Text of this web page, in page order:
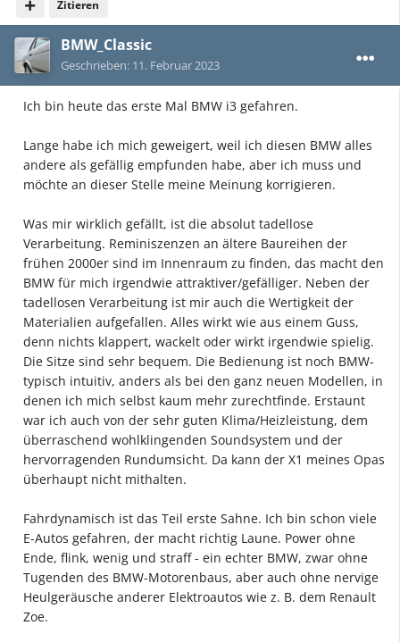
Zitieren
BMW_Classic
Geschrieben: 11. Februar 2023
Ich bin heute das erste Mal BMW i3 gefahren.
Lange habe ich mich geweigert, weil ich diesen BMW alles
andere als gefällig empfunden habe, aber ich muss und
möchte an dieser Stelle meine Meinung korrigieren.
Was mir wirklich gefällt, ist die absolut tadellose
Verarbeitung. Reminiszenzen an ältere Baureihen der
frühen 2000er sind im Innenraum zu finden, das macht den
BMW für mich irgendwie attraktiver/gefälliger. Neben der
tadellosen Verarbeitung ist mir auch die Wertigkeit der
Materialien aufgefallen. Alles wirkt wie aus einem Guss,
denn nichts klappert, wackelt oder wirkt irgendwie spielig.
Die Sitze sind sehr bequem. Die Bedienung ist noch BMW-
typisch intuitiv, anders als bei den ganz neuen Modellen, in
denen ich mich selbst kaum mehr zurechtfinde. Erstaunt
war ich auch von der sehr guten Klima/Heizleistung, dem
überraschend wohlklingenden Soundsystem und der
hervorragenden Rundumsicht. Da kann der X1 meines Opas
überhaupt nicht mithalten.
Fahrdynamisch ist das Teil erste Sahne. Ich bin schon viele
E-Autos gefahren, der macht richtig Laune. Power ohne
Ende, flink, wenig und straff - ein echter BMW, zwar ohne
Tugenden des BMW-Motorenbaus, aber auch ohne nervige
Heulgeräusche anderer Elektroautos wie z. B. dem Renault
Zoe.